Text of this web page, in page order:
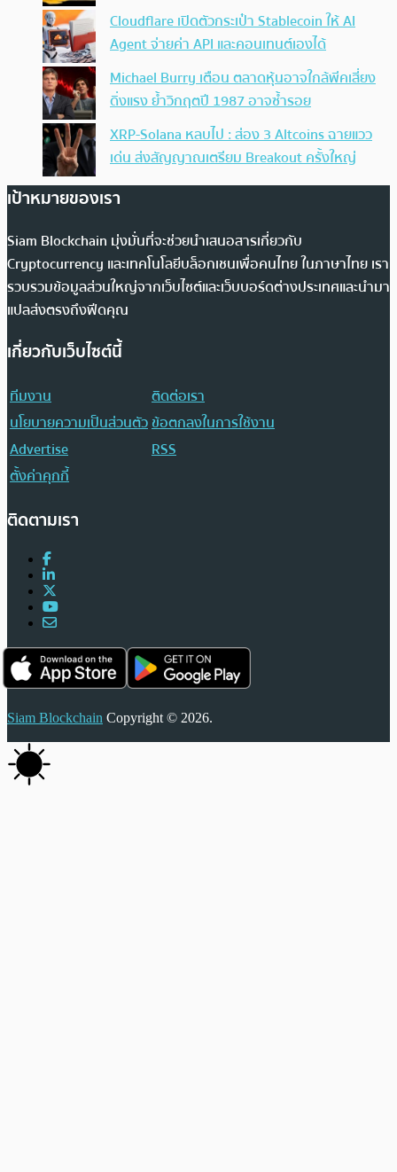
Cloudflare เปิดตัวกระเป๋า Stablecoin ให้ AI
Agent จ่ายค่า API และคอนเทนต์เองได้
Michael Burry เตือน ตลาดหุ้นอาจใกล้พีคเสี่ยง
ดิ่งแรง ย้ำวิกฤตปี 1987 อาจซ้ำรอย
XRP-Solana หลบไป : ส่อง 3 Altcoins ฉายแวว
เด่น ส่งสัญญาณเตรียม Breakout ครั้งใหญ่
เป้าหมายของเรา
Siam Blockchain มุ่งมั่นที่จะช่วยนำเสนอสารเกี่ยวกับ
Cryptocurrency และเทคโนโลยีบล็อกเชนเพื่อคนไทย ในภาษาไทย เรา
รวบรวมข้อมูลส่วนใหญ่จากเว็บไซต์และเว็บบอร์ดต่างประเทศและนำมา
แปลส่งตรงถึงฟีดคุณ
เกี่ยวกับเว็บไซต์นี้
ทีมงาน
ติดต่อเรา
นโยบายความเป็นส่วนตัวข้อตกลงในการใช้งาน
Advertise
RSS
ตั้งค่าคุกกี้
ติดตามเรา
Siam Blockchain Copyright © 2026.